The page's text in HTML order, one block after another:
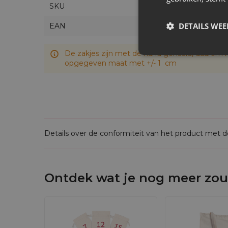
adventskalender kunnen een aanvulling
Elke kaart heeft een andere opdracht voor
nemen aan de voorbereidingen voor
leuke tijd te hebben. Bestel uw set
SKU
EAN
De zakjes zijn met de hand genaaid,
opgegeven maat met +/- 1 cm
Details over de conformiteit van het product met
Ontdek wat je nog meer
DETAILS